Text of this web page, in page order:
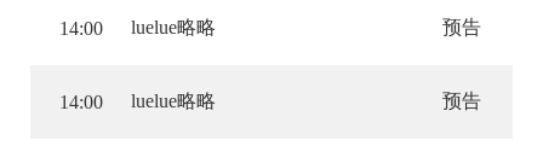
14:00 luelue略略 预告
14:00 luelue略略 预告